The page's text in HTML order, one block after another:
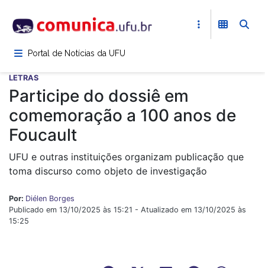
para
conteúdoPortal de Notícias da UFU
LETRAS
Participe do dossiê em
comemoração a 100 anos de
Foucault
UFU e outras instituições organizam publicação que
toma discurso como objeto de investigação
Por: Diélen Borges
Publicado em 13/10/2025 às 15:21 - Atualizado em 13/10/2025 às
15:25